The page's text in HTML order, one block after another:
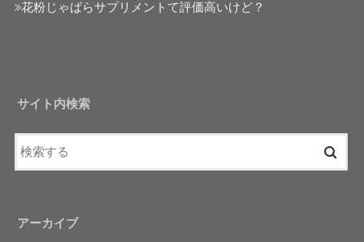
花粉じゃばらサプリメントて評価高いけど？
サイト内検索
アーカイブ